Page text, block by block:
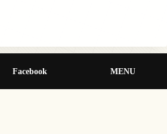
Facebook MENU